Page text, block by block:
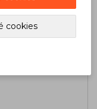
cookies